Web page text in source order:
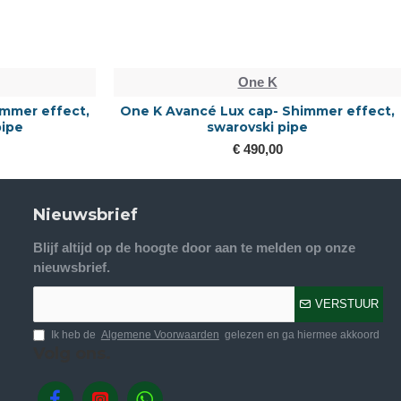
effect,
One K
One K Avancé Lux cap- Shimmer effect,
swarovski pipe
€ 490,00
Nieuwsbrief
Blijf altijd op de hoogte door aan te melden op onze
nieuwsbrief.
VERSTUUR
Ik heb de Algemene Voorwaarden gelezen en ga hiermee akkoord